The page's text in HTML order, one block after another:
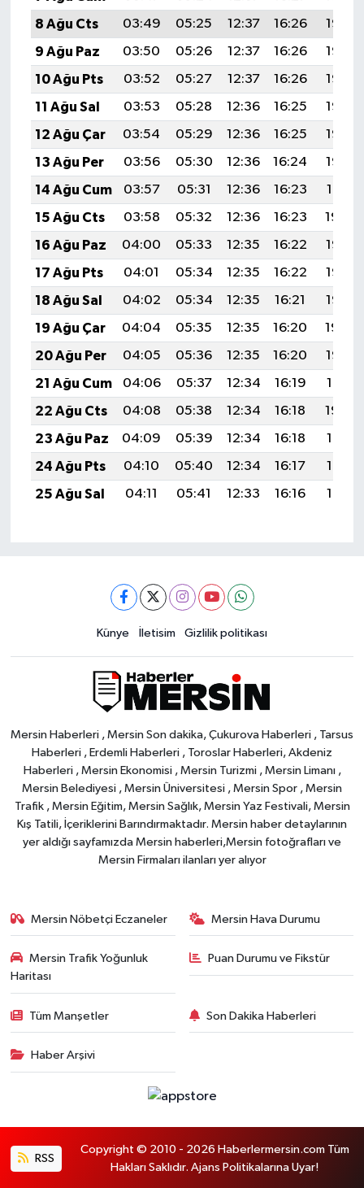
8 Ağu Cts
03:49 05:25 12:37 16:26
19:38
9 Ağu Paz
03:50 05:26 12:37 16:26
19:37
10 Ağu Pts
03:52 05:27 12:37 16:26
19:36
11 Ağu Sal
03:53 05:28 12:36 16:25
19:35
12 Ağu Çar
03:54 05:29 12:36 16:25
19:33
13 Ağu Per
03:56 05:30 12:36 16:24
19:32
14 Ağu Cum
03:57 05:31 12:36 16:23
19:31
15 Ağu Cts
03:58 05:32 12:36 16:23
19:30
16 Ağu Paz
04:00 05:33 12:35 16:22
19:28
17 Ağu Pts
04:01 05:34 12:35 16:22
19:27
18 Ağu Sal
04:02 05:34 12:35 16:21
19:26
19 Ağu Çar
04:04 05:35 12:35 16:20
19:24
20 Ağu Per
04:05 05:36 12:35 16:20
19:23
21 Ağu Cum
04:06 05:37 12:34 16:19
19:21
22 Ağu Cts
04:08 05:38 12:34 16:18
19:20
23 Ağu Paz
04:09 05:39 12:34 16:18
19:19
24 Ağu Pts
04:10 05:40 12:34 16:17
19:17
25 Ağu Sal
04:11 05:41 12:33 16:16 19:16
Künye İletisim Gizlilik politikası
Mersin Haberleri , Mersin Son dakika, Çukurova Haberleri , Tarsus
Haberleri , Erdemli Haberleri , Toroslar Haberleri, Akdeniz
Haberleri , Mersin Ekonomisi , Mersin Turizmi , Mersin Limanı ,
Mersin Belediyesi , Mersin Üniversitesi , Mersin Spor , Mersin
Trafik , Mersin Eğitim, Mersin Sağlık, Mersin Yaz Festivali, Mersin
Kış Tatili, İçeriklerini Barındırmaktadır. Mersin haber detaylarının
yer aldığı sayfamızda Mersin haberleri,Mersin fotoğrafları ve
Mersin Firmaları ilanları yer alıyor
Mersin Nöbetçi Eczaneler Mersin Hava Durumu
Mersin Trafik Yoğunluk
Haritası
Puan Durumu ve Fikstür
Tüm Manşetler Son Dakika Haberleri
Haber Arşivi
RSS
Copyright © 2010 - 2026 Haberlermersin.com Tüm
Hakları Saklıdır. Ajans Politikalarına Uyar!